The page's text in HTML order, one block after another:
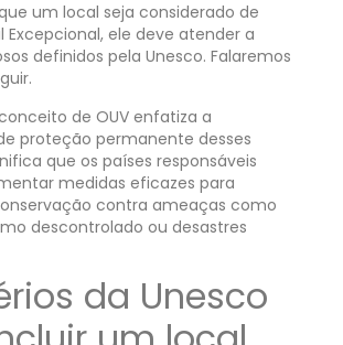
um local seja considerado de
Excepcional, ele deve atender a
definidos pela Unesco. Falaremos
de OUV enfatiza a
proteção permanente desses
que os países responsáveis
medidas eficazes para
contra ameaças como
descontrolado ou desastres
da Unesco